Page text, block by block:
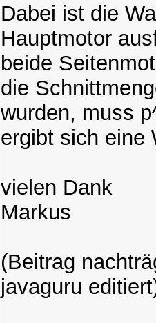
Dabei ist die
Hauptmotor
beide
die
wurden, muss
ergibt sich eine
vielen Dank
Markus
(Beitrag
javaguru